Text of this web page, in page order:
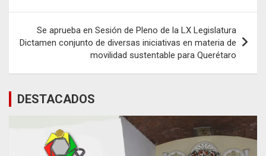
entradas
Se aprueba en Sesión de Pleno de la LX Legislatura
Dictamen conjunto de diversas iniciativas en materia de
movilidad sustentable para Querétaro
DESTACADOS